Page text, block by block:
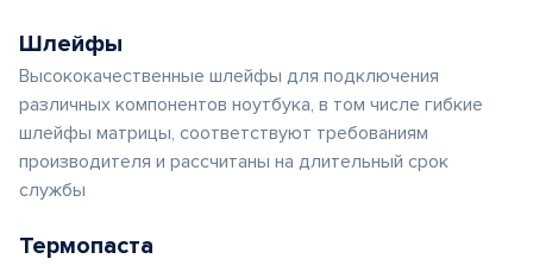
Шлейфы
Высококачественные шлейфы для подключения
различных компонентов ноутбука, в том числе гибкие
шлейфы матрицы, соответствуют требованиям
производителя и рассчитаны на длительный срок
службы
Термопаста